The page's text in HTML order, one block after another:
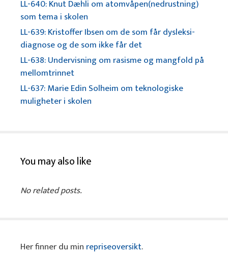
LL-640: Knut Dæhli om atomvåpen(nedrustning)
som tema i skolen
LL-639: Kristoffer Ibsen om de som får dysleksi-
diagnose og de som ikke får det
LL-638: Undervisning om rasisme og mangfold på
mellomtrinnet
LL-637: Marie Edin Solheim om teknologiske
muligheter i skolen
You may also like
No related posts.
Her finner du min repriseoversikt.